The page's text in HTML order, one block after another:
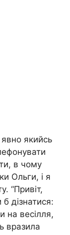
явно якийсь
в чому
Ольги, і я
“Привіт,
дізнатися:
на весілля,
вразила